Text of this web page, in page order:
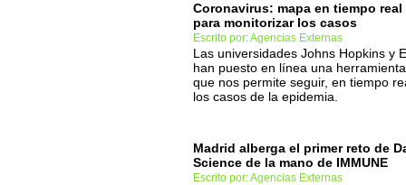
Coronavirus: mapa en tiempo real
para monitorizar los casos
Escrito por: Agencias Externas
Las universidades Johns Hopkins y
han puesto en línea una herramienta
que nos permite seguir, en tiempo
los casos de la epidemia.
Madrid alberga el primer reto de
Science de la mano de IMMUNE
Escrito por: Agencias Externas